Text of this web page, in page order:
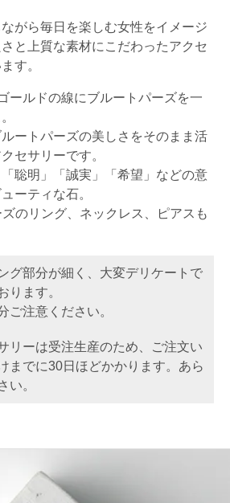
がら毎日を楽しむ女性をイメージ
と上質な素材にこだわったアクセ
す。
ールドの線にブルートパーズを一
ートパーズの美しさをそのまま活
セサリーです。
聡明」「誠実」「希望」などの意
ーティな石。
のリング、ネックレス、ピアスも
グ部分が細く、大変デリケートで
ります。
ご注意ください。
リーは受注生産のため、ご注文い
までに30日ほどかかります。あら
い。